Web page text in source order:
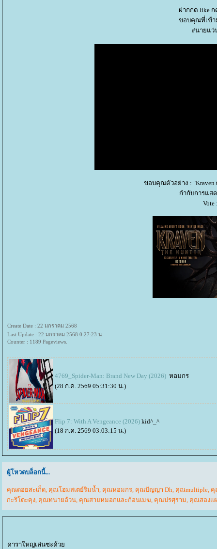
ฝากกด like
ขอบคุณที่เข้า
#นายแว่
ขอบคุณตัวอย่าง : "Kraven
กำกับการแสด
Create Date : 22 มกราคม 2568
Last Update : 22 มกราคม 2568 0:27:23 น.
Counter : 1189 Pageviews.
4769_Spider-Man: Brand New Day (2026) หอมกร
(28 ก.ค. 2569 05:31:30 น.)
Flip 7: With A Vengeance (2026) kid^_^
(18 ก.ค. 2569 03:03:15 น.)
ผู้โหวตบล็อกนี้...
คุณดอยสะเก็ด, คุณโฮมสเตย์ริมน้ำ, คุณหอมกร, คุณปัญญา Dh, คุณmultiple, คุ
กะริโตะคุง, คุณทนายอ้วน, คุณสายหมอกและก้อนเมฆ, คุณปรศุราม, คุณสองแ
ดาราใหญ่เล่นซะด้ว